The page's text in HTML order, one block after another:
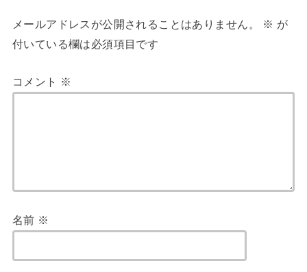
メールアドレスが公開されることはありません。 ※ が
付いている欄は必須項目です
コメント ※
名前 ※